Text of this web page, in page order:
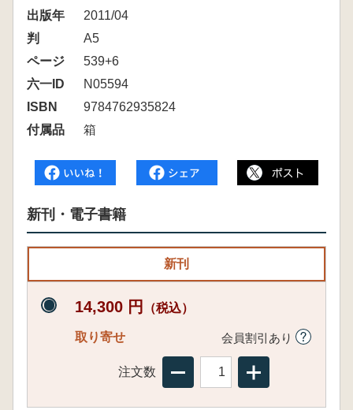
出版年
2011/04
判
A5
ページ
539+6
六一ID
N05594
ISBN
9784762935824
付属品
箱
新刊・電子書籍
新刊
14,300 円 （税込）
取り寄せ 会員割引あり
注文数